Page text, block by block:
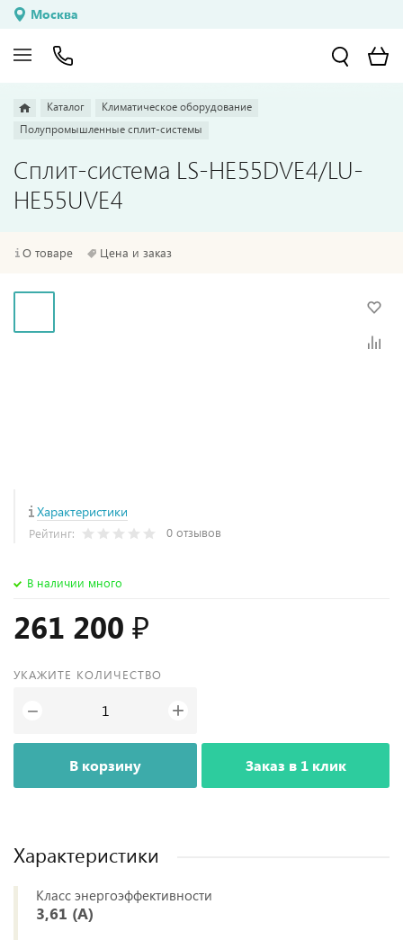
Москва
Каталог
Климатическое оборудование
Полупромышленные сплит-системы
Сплит-система LS-HE55DVE4/LU-
HE55UVE4
О товаре Цена и заказ
Характеристики
Рейтинг: 0 отзывов
В наличии много
261 200 ₽
УКАЖИТЕ КОЛИЧЕСТВО
− +
В корзину Заказ в 1 клик
Характеристики
Класс энергоэффективности
3,61 (A)